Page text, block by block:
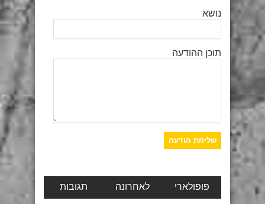
נושא
תוכן ההודעה
פופולארי לאחרונה תגובות